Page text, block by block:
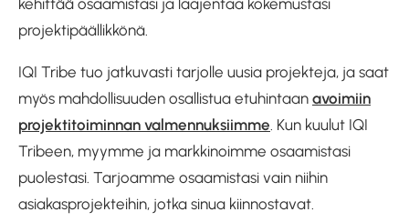
kehittää osaamistasi ja laajentaa kokemustasi
projektipäällikkönä.
IQI Tribe tuo jatkuvasti tarjolle uusia projekteja, ja saat
myös mahdollisuuden osallistua etuhintaan avoimiin
projektitoiminnan valmennuksiimme. Kun kuulut IQI
Tribeen, myymme ja markkinoimme osaamistasi
puolestasi. Tarjoamme osaamistasi vain niihin
asiakasprojekteihin, jotka sinua kiinnostavat.